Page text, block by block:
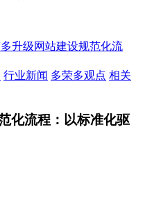
多升级网站建设规范化流
行业新闻 多荣多观点 相关
化流程：以标准化驱